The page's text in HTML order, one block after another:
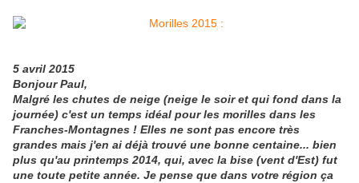
5 avril 2015
Bonjour Paul,
Malgré les chutes de neige (neige le soir et qui fond dans la
journée) c'est un temps idéal pour les morilles dans les
Franches-Montagnes ! Elles ne sont pas encore très
grandes mais j'en ai déjà trouvé une bonne centaine... bien
plus qu'au printemps 2014, qui, avec la bise (vent d'Est) fut
une toute petite année. Je pense que dans votre région ça